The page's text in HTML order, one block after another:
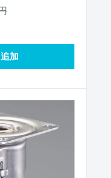
加